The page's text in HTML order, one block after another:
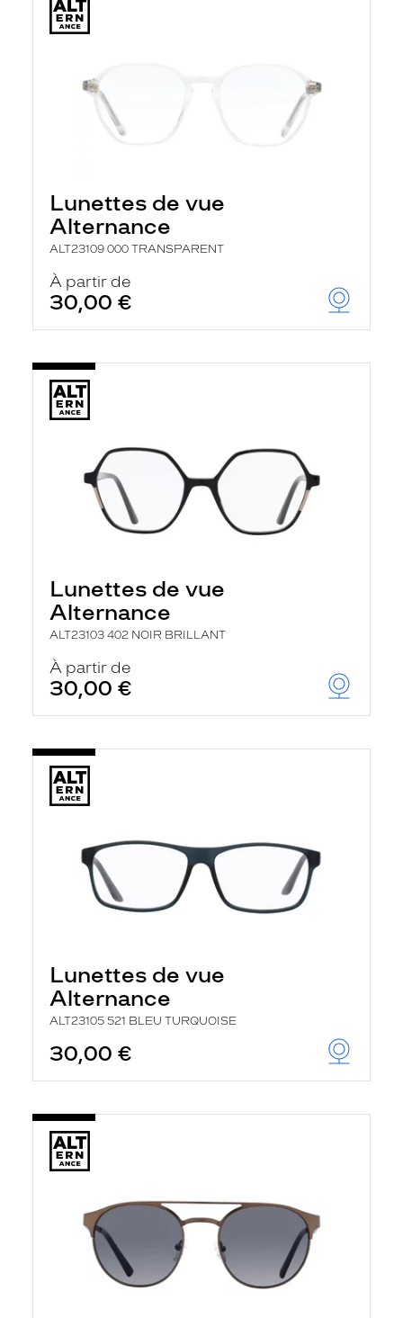
Lunettes de vue
Alternance
ALT23109 000 TRANSPARENT
À partir de
30,00 €
Lunettes de vue
Alternance
ALT23103 402 NOIR BRILLANT
À partir de
30,00 €
Lunettes de vue
Alternance
ALT23105 521 BLEU TURQUOISE
30,00 €